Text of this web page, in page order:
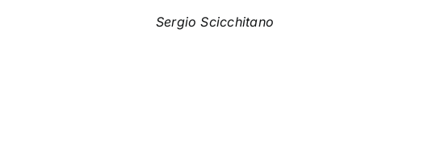
Sergio Scicchitano